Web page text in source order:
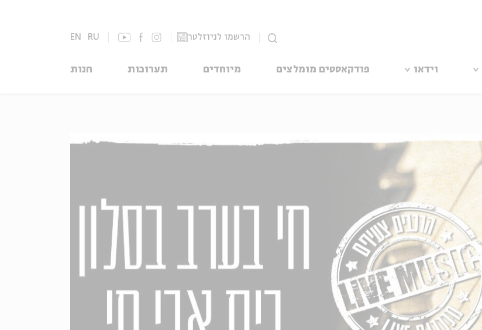
הרשמו לניוזלטר EN RU
וידאו פודקאסטים מומלצים מיוחדים תערוכות חנות